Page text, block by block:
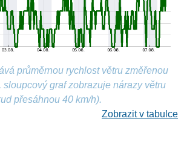
průměrnou rychlost větru změřenou
sloupcový graf zobrazuje nárazy větru
přesáhnou 40 km/h).
Zobrazit v tabulce